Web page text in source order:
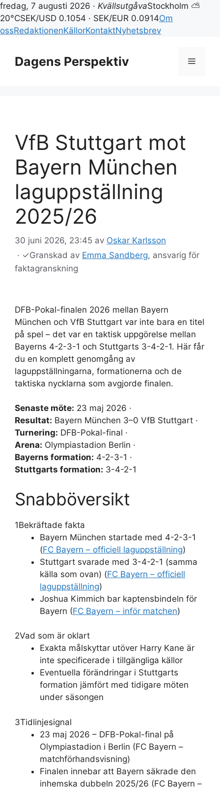
fredag, 7 augusti 2026 · KvällsutgåvaStockholm ⛅
20°CSEK/USD 0.1054 · SEK/EUR 0.0914Om
ossRedaktionenKällorKontaktNyhetsbrev
innehållDagens Perspektiv Meny
VfB Stuttgart mot
Bayern München
laguppställning
2025/26
30 juni 2026, 23:45 av Oskar Karlsson
· ✓Granskad av Emma Sandberg, ansvarig för
faktagranskning
DFB-Pokal-finalen 2026 mellan Bayern
München och VfB Stuttgart var inte bara en titel
på spel – det var en taktisk uppgörelse mellan
Bayerns 4-2-3-1 och Stuttgarts 3-4-2-1. Här får
du en komplett genomgång av
laguppställningarna, formationerna och de
taktiska nycklarna som avgjorde finalen.
Senaste möte: 23 maj 2026 ·
Resultat: Bayern München 3–0 VfB Stuttgart ·
Turnering: DFB-Pokal-final ·
Arena: Olympiastadion Berlin ·
Bayerns formation: 4-2-3-1 ·
Stuttgarts formation: 3-4-2-1
Snabböversikt
1Bekräftade fakta
Bayern München startade med 4-2-3-1
(FC Bayern – officiell laguppställning)
Stuttgart svarade med 3-4-2-1 (samma
källa som ovan) (FC Bayern – officiell
laguppställning)
Joshua Kimmich bar kaptensbindeln för
Bayern (FC Bayern – inför matchen)
2Vad som är oklart
Exakta målskyttar utöver Harry Kane är
inte specificerade i tillgängliga källor
Eventuella förändringar i Stuttgarts
formation jämfört med tidigare möten
under säsongen
3Tidlinjesignal
23 maj 2026 – DFB-Pokal-final på
Olympiastadion i Berlin (FC Bayern –
matchförhandsvisning)
Finalen innebar att Bayern säkrade den
inhemska dubbeln 2025/26 (FC Bayern –